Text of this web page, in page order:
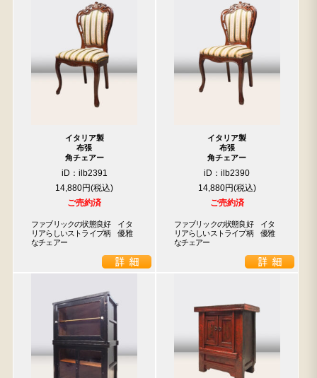
イタリア製
布張
角チェアー
iD：ilb2391
14,880円
ご売約済
ファブリックの状態良好　イタ
リアらしいストライプ柄　優雅
なチェアー
イタリア製
布張
角チェアー
iD：ilb2390
14,880円
ご売約済
ファブリックの状態良好　イタ
リアらしいストライプ柄　優雅
なチェアー